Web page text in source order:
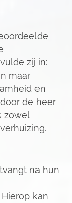
zij in:
maar
en
de heer
zowel
na hun
kan